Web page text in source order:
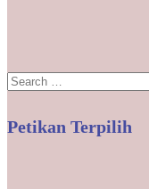
Search
for:
Petikan Terpilih